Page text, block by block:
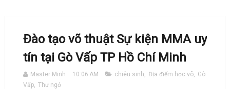
Đào tạo võ thuật Sự kiện MMA uy
tín tại Gò Vấp TP Hồ Chí Minh
Master Minh 10:06 AM chiêu sinh, Địa điểm học võ, Gò
Vấp, Thư ngỏ